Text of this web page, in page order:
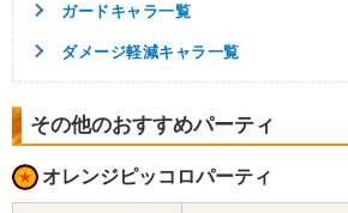
ガードキャラ一覧
ダメージ軽減キャラ一覧
その他のおすすめパーティ
オレンジピッコロパーティ